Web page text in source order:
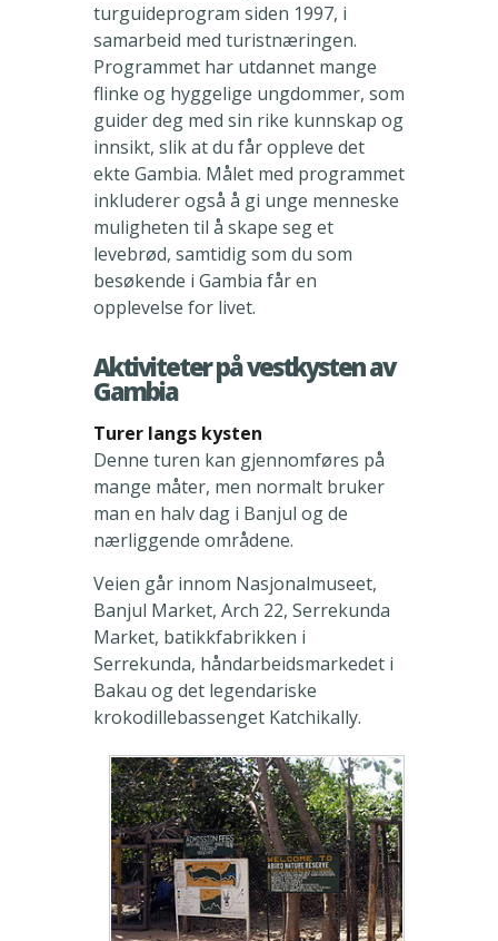
turguideprogram siden 1997, i
samarbeid med turistnæringen.
Programmet har utdannet mange
flinke og hyggelige ungdommer, som
guider deg med sin rike kunnskap og
innsikt, slik at du får oppleve det
ekte Gambia. Målet med programmet
inkluderer også å gi unge menneske
muligheten til å skape seg et
levebrød, samtidig som du som
besøkende i Gambia får en
opplevelse for livet.
Aktiviteter på vestkysten av
Gambia
Turer langs kysten
Denne turen kan gjennomføres på
mange måter, men normalt bruker
man en halv dag i Banjul og de
nærliggende områdene.
Veien går innom Nasjonalmuseet,
Banjul Market, Arch 22, Serrekunda
Market, batikkfabrikken i
Serrekunda, håndarbeidsmarkedet i
Bakau og det legendariske
krokodillebassenget Katchikally.